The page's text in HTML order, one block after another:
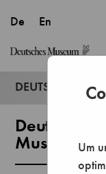
Um
Deutsches